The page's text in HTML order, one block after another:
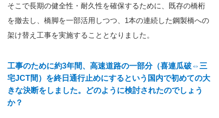
そこで長期の健全性・耐久性を確保するために、既存の橋桁
を撤去し、橋脚を一部活用しつつ、1本の連続した鋼製橋への
架け替え工事を実施することとなりました。
工事のために約3年間、高速道路の一部分（喜連瓜破⇔三
宅JCT間）を終日通行止めにするという国内で初めての大
きな決断をしました。どのように検討されたのでしょう
か？